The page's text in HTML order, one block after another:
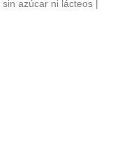
azúcar ni lácteos